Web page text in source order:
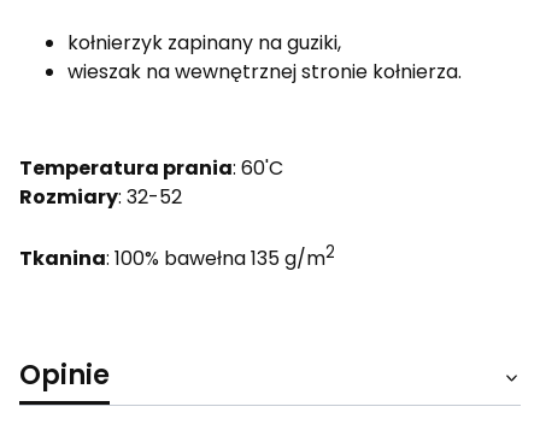
kołnierzyk zapinany na guziki,
wieszak na wewnętrznej stronie kołnierza.
Temperatura prania: 60'C
Rozmiary: 32-52
Tkanina: 100% bawełna 135 g/m2
Opinie